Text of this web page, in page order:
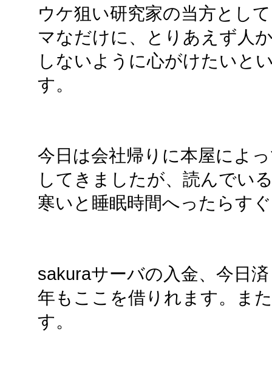
ウケ狙い研究家の当方とし
マなだけに、とりあえず人
しないように心がけたいと
す。
今日は会社帰りに本屋によ
してきましたが、読んでい
寒いと睡眠時間へったらす
sakuraサーバの入金、今日
年もここを借りれます。ま
す。